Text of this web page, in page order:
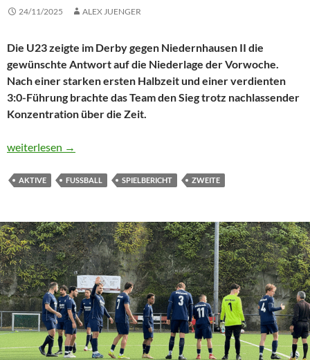
24/11/2025 ALEX JUENGER
Die U23 zeigte im Derby gegen Niedernhausen II die
gewünschte Antwort auf die Niederlage der Vorwoche.
Nach einer starken ersten Halbzeit und einer verdienten
3:0-Führung brachte das Team den Sieg trotz nachlassender
Konzentration über die Zeit.
U23 zeigt Reaktion und gewinnt Derby gegen Niedernhausen II
weiterlesen →
AKTIVE FUSSBALL SPIELBERICHT ZWEITE